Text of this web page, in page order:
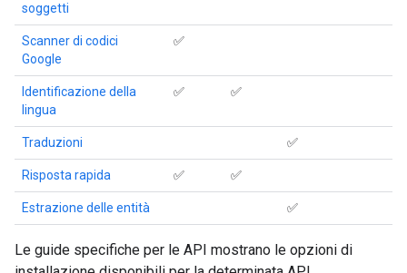
soggetti
Scanner di codici
Google
✅
Identificazione della
lingua
✅ ✅
Traduzioni ✅
Risposta rapida ✅ ✅
Estrazione delle entità ✅
Le guide specifiche per le API mostrano le opzioni di